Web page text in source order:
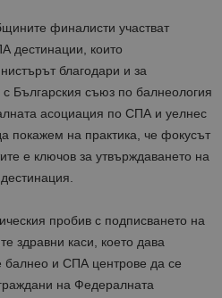
финалисти участват
дестинации, които
благодари и за
с Българския съюз по балнеология
асоциация по СПА и уелнес
покажем на практика, че фокусът
е ключов за утвърждаването на
пробив с подписването на
здравни каси, което дава
балнео и СПА центрове да се
на Федералната